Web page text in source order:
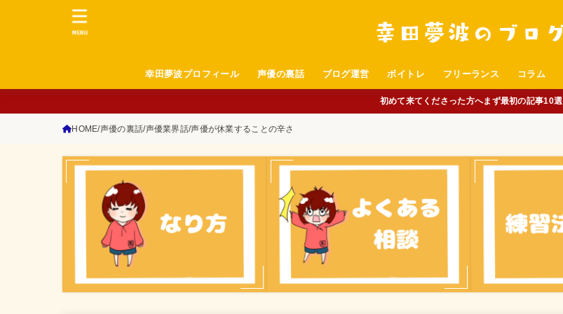
幸田夢波プロフィール 声優の裏話 ブログ運営 ボイトレ フリーランス コラム
MENU
初めて来てくださった方へまず最初の記事10選
HOME 声優の裏話 声優業界話 声優が休業することの辛さ